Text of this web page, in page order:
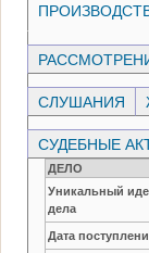
СЛУШАНИЯ
СУДЕБНЫЕ
ДЕЛО
Уникальный
дела
Дата